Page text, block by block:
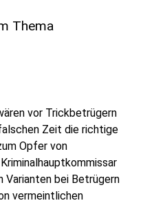
Thema
vor Trickbetrügern
Zeit die richtige
Opfer von
bei Betrügern
vermeintlichen